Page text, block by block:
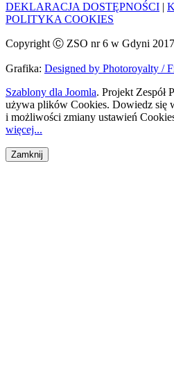
DEKLARACJA DOSTĘPNOŚCI |
POLITYKA COOKIES
Copyright Ⓒ ZSO nr 6 w Gdyni
Grafika: Designed by Photoroyalty /
Szablony dla Joomla. Projekt Zespół
używa plików Cookies. Dowiedz się
i możliwości zmiany ustawień
więcej...